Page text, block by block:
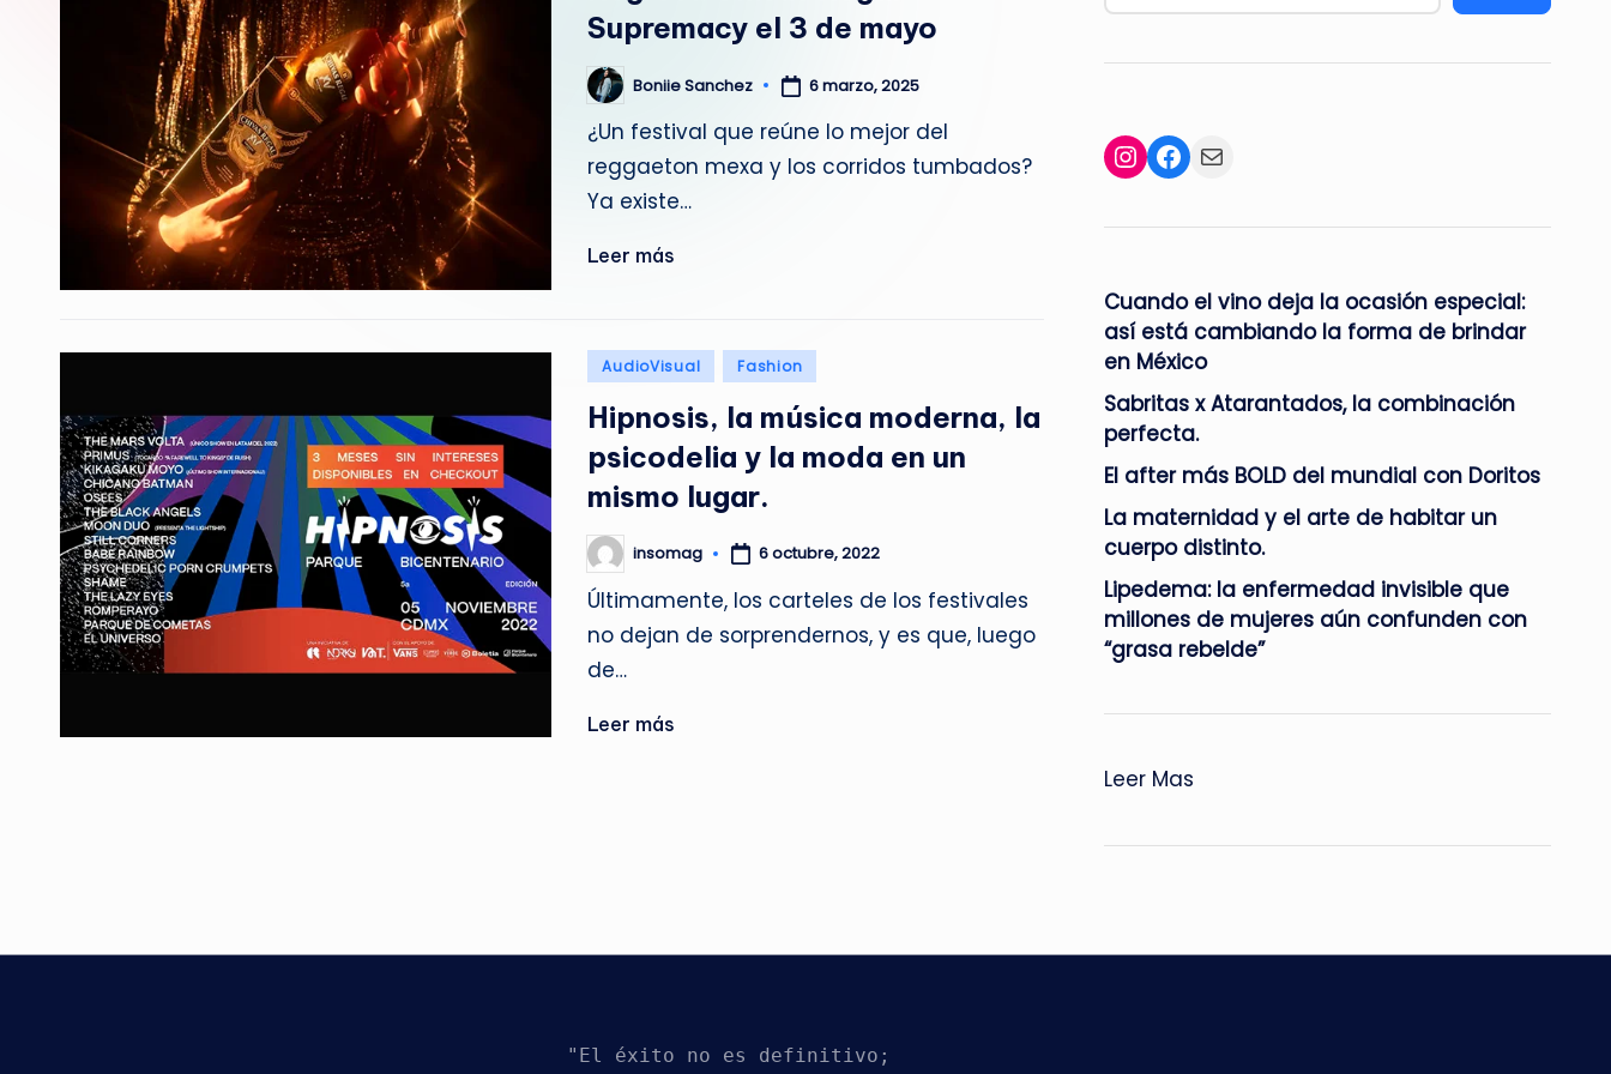
A
G
N
E
Supremacy el 3 de mayo
Publicado
por
Boniie Sanchez 6 marzo, 2025
¿Un festival que reúne lo mejor del
reggaeton mexa y los corridos tumbados?
Ya existe…
Leer más
Publicado
AudioVisual Fashion
Hipnosis, la música moderna, la
psicodelia y la moda en un
mismo lugar.
Publicado
por
insomag 6 octubre, 2022
Últimamente, los carteles de los festivales
no dejan de sorprendernos, y es que, luego
de…
Leer más
Instagram
Facebook
Mail
Cuando el vino deja la ocasión especial:
así está cambiando la forma de brindar
en México
Sabritas x Atarantados, la combinación
perfecta.
El after más BOLD del mundial con Doritos
La maternidad y el arte de habitar un
cuerpo distinto.
Lipedema: la enfermedad invisible que
millones de mujeres aún confunden con
“grasa rebelde”
Leer Mas:
la
la
"El éxito no es definitivo;